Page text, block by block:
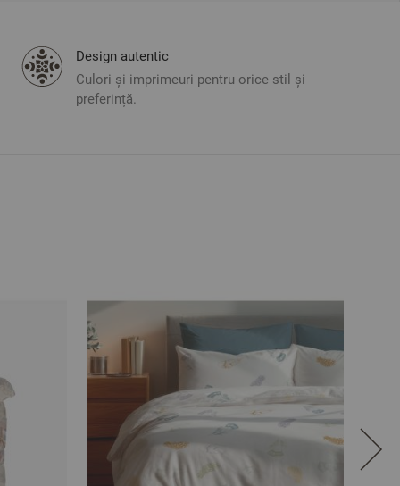
Design autentic
Culori și imprimeuri pentru orice stil și
preferință.